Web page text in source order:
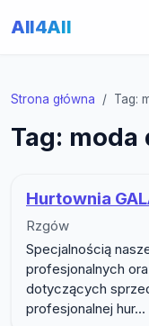
All4All
Strona główna Tag:
Tag: moda
Hurtownia
Rzgów
Specjalnością
profesjonalnych
dotyczących
profesjonalnej hur...